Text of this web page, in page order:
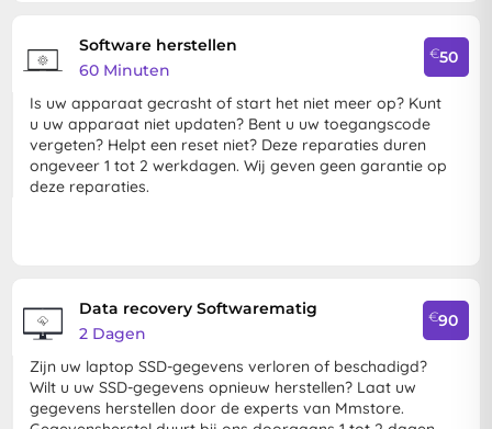
Software herstellen
60 Minuten
€50
Is uw apparaat gecrasht of start het niet meer op? Kunt
u uw apparaat niet updaten? Bent u uw toegangscode
vergeten? Helpt een reset niet? Deze reparaties duren
ongeveer 1 tot 2 werkdagen. Wij geven geen garantie op
deze reparaties.
Data recovery Softwarematig
2 Dagen
€90
Zijn uw laptop SSD-gegevens verloren of beschadigd?
Wilt u uw SSD-gegevens opnieuw herstellen? Laat uw
gegevens herstellen door de experts van Mmstore.